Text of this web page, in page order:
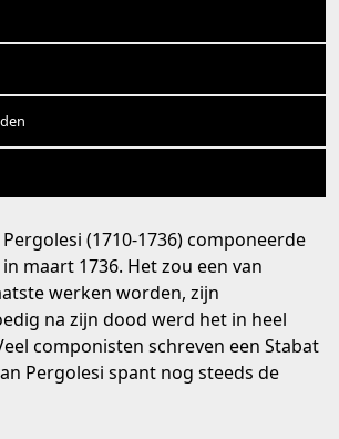
(1710-1736) componeerde
maart 1736. Het zou een van
werken worden, zijn
na zijn dood werd het in heel
componisten schreven een Stabat
Pergolesi spant nog steeds de